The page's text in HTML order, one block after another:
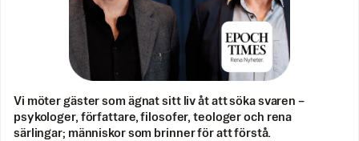
Vi möter gäster som ägnat sitt liv åt att söka svaren –
psykologer, författare, filosofer, teologer och rena
särlingar; människor som brinner för att förstå.